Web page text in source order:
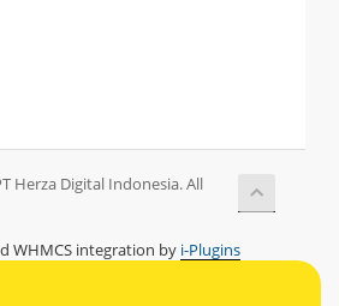
Herza Digital Indonesia. All
WHMCS integration by i-Plugins